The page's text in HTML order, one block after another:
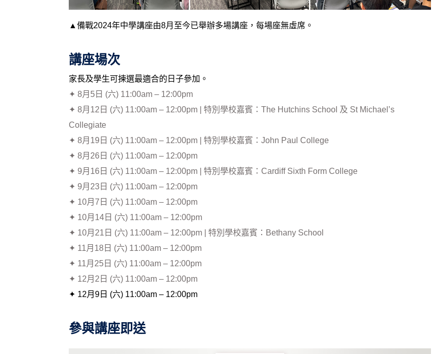
▲備戰2024年中學講座由8月至今已舉辦多場講座，每場座無虛席。
講座場次
家長及學生可揀選最適合的日子參加。
✦ 8月5日 (六) 11:00am – 12:00pm
✦ 8月12日 (六) 11:00am – 12:00pm | 特別學校嘉賓：The Hutchins School 及 St Michael’s
Collegiate
✦ 8月19日 (六) 11:00am – 12:00pm | 特別學校嘉賓：John Paul College
✦ 8月26日 (六) 11:00am – 12:00pm
✦ 9月16日 (六) 11:00am – 12:00pm | 特別學校嘉賓：Cardiff Sixth Form College
✦ 9月23日 (六) 11:00am – 12:00pm
✦ 10月7日 (六) 11:00am – 12:00pm
✦ 10月14日 (六) 11:00am – 12:00pm
✦ 10月21日 (六) 11:00am – 12:00pm | 特別學校嘉賓：Bethany School
✦ 11月18日 (六) 11:00am – 12:00pm
✦ 11月25日 (六) 11:00am – 12:00pm
✦ 12月2日 (六) 11:00am – 12:00pm
✦ 12月9日 (六) 11:00am – 12:00pm
參與講座即送